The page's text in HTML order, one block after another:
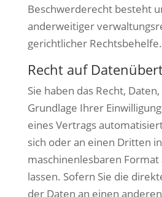
Beschwerderecht besteht
anderweitiger
gerichtlicher Rechtsbehelfe.
Recht auf
Sie haben das Recht,
Grundlage Ihrer
eines Vertrags
sich oder an einen Dritten
maschinenlesbaren Format
lassen. Sofern Sie die
der Daten an einen